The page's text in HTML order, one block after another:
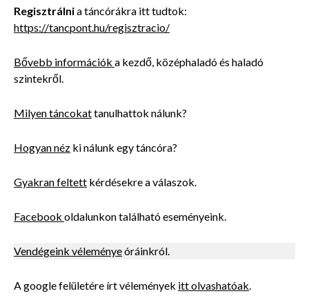
Regisztrálnia táncórákra itt tudtok:
https://tancpont.hu/regisztracio/
Bővebb információk a kezdő, középhaladó és haladó
szintekről.
Milyen táncokattanulhattok nálunk?
Hogyan néz ki nálunk egy táncóra?
Gyakran feltett kérdésekre a válaszok.
Facebook oldalunkon található eseményeink.
Vendégeink véleményeóráinkról.
A google felületére írt vélemények itt olvashatóak.